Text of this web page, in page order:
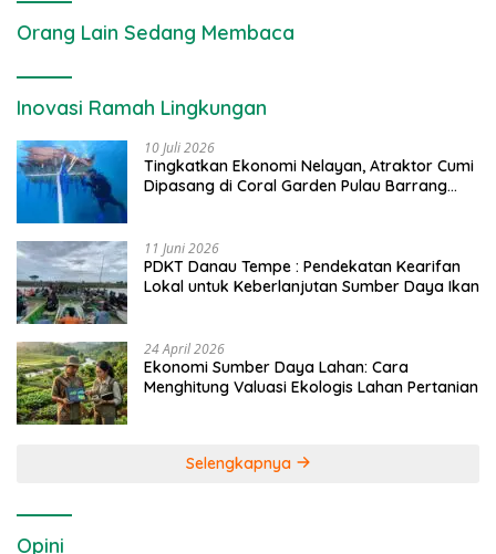
Orang Lain Sedang Membaca
Inovasi Ramah Lingkungan
10 Juli 2026
Tingkatkan Ekonomi Nelayan, Atraktor Cumi
Dipasang di Coral Garden Pulau Barrang
11 Juni 2026
PDKT Danau Tempe : Pendekatan Kearifan
Lokal untuk Keberlanjutan Sumber Daya Ikan
24 April 2026
Ekonomi Sumber Daya Lahan: Cara
Menghitung Valuasi Ekologis Lahan Pertanian
Selengkapnya
Opini